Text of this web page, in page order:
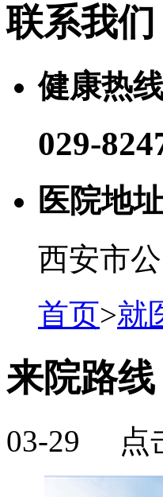
联系我们
健康热线
029-
医院地址
西安市
首页>就
来院路线
03-29 点